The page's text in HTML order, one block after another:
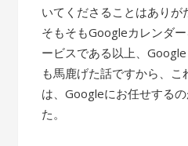
いてくださることはありが
そもそもGoogleカレンダ
ービスである以上、
も馬鹿げた話ですから、こ
は、Googleにお任せする
た。